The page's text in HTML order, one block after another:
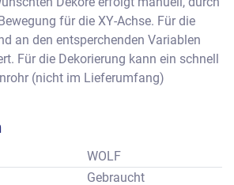
für die XY-Achse. Für die
an den entsperchenden Variablen
Für die Dekorierung kann ein schnell
(nicht im Lieferumfang)
von einem geeigneten
mit Druckpumpe oder
ein Behälter mit Massepumpe
Steuerkasten ist neben der
WOLF
Gebraucht